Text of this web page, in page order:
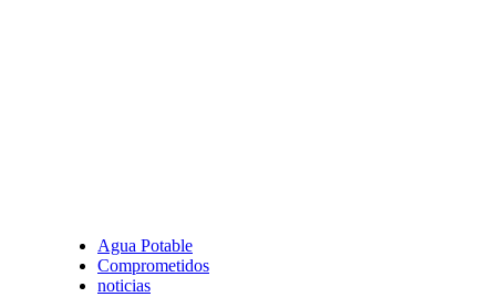
Agua Potable
Comprometidos
noticias